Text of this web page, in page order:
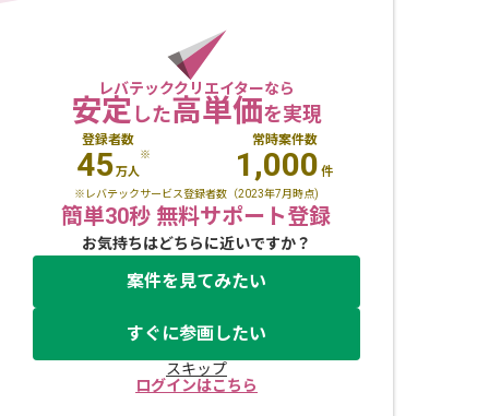
レバテッククリエイターなら
安定した高単価を実現
登録者数
45万人
※
常時案件数
1,000 件
※レバテックサービス登録者数（2023年7月時点)
簡単30秒 無料サポート登録
お気持ちはどちらに近いですか？
案件を見てみたい
すぐに参画したい
スキップ
ログインはこちら